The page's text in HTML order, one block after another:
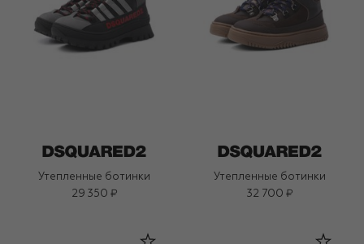
Утепленные ботинки
29 350 ₽
Утепленные ботинки
32 700 ₽